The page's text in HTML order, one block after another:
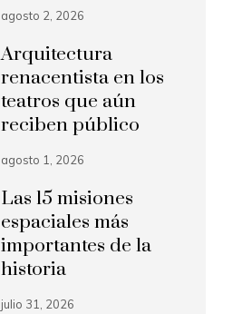
agosto 2, 2026
Arquitectura
renacentista en los
teatros que aún
reciben público
agosto 1, 2026
Las 15 misiones
espaciales más
importantes de la
historia
julio 31, 2026